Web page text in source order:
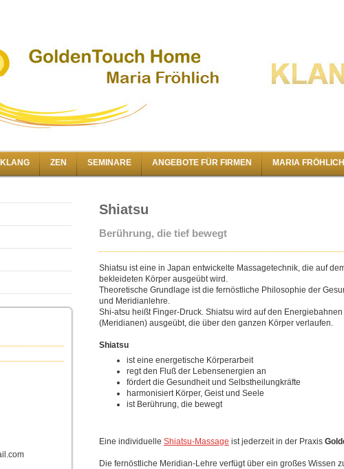
KLANG ZEN SEMINARE ANGEBOTE FÜR FIRMEN MARIA FRÖHLICH
Shiatsu
Berührung, die tief bewegt
Shiatsu ist eine in Japan entwickelte Massagetechnik, die auf
bekleideten Körper ausgeübt wird.
Theoretische Grundlage ist die fernöstliche Philosophie der
und Meridianlehre.
Shi-atsu heißt Finger-Druck. Shiatsu wird auf den Energiebahnen
(Meridianen) ausgeübt, die über den ganzen Körper verlaufen.
Shiatsu
ist eine energetische Körperarbeit
regt den Fluß der Lebensenergien an
fördert die Gesundheit und Selbstheilungkräfte
harmonisiert Körper, Geist und Seele
ist Berührung, die bewegt
Eine individuelle Shiatsu-Massage ist jederzeit in der Praxis
Die fernöstliche Meridian-Lehre verfügt über ein großes Wissen